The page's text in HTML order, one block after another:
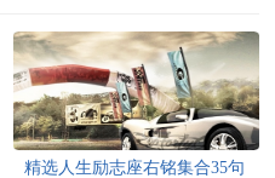
精选人生励志座右铭集合35句